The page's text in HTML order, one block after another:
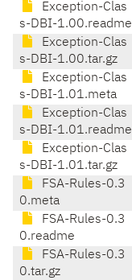
Exception-Clas
s-DBI-1.00.readme
Exception-Clas
s-DBI-1.00.tar.gz
Exception-Clas
s-DBI-1.01.meta
Exception-Clas
s-DBI-1.01.readme
Exception-Clas
s-DBI-1.01.tar.gz
FSA-Rules-0.3
0.meta
FSA-Rules-0.3
0.readme
FSA-Rules-0.3
0.tar.gz